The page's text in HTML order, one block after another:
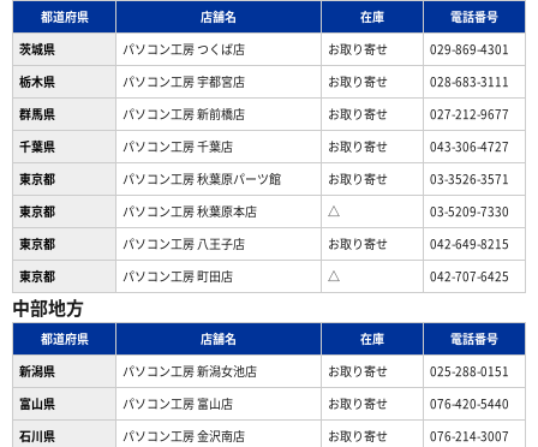
都道府県 店舗名 在庫
電話番号
茨城県
パソコン工房 つくば店 お取り寄せ
029-869-4301
栃木県
パソコン工房 宇都宮店 お取り寄せ
028-683-3111
群馬県
パソコン工房 新前橋店 お取り寄せ
027-212-9677
千葉県
パソコン工房 千葉店 お取り寄せ
043-306-4727
東京都
パソコン工房 秋葉原パーツ館 お取り寄せ
03-3526-3571
東京都
パソコン工房 秋葉原本店 △
03-5209-7330
東京都
パソコン工房 八王子店 お取り寄せ
042-649-8215
東京都
パソコン工房 町田店 △ 042-707-6425
中部地方
都道府県 店舗名 在庫
電話番号
新潟県
パソコン工房 新潟女池店 お取り寄せ
025-288-0151
富山県
パソコン工房 富山店 お取り寄せ
076-420-5440
石川県
パソコン工房 金沢南店 お取り寄せ
076-214-3007